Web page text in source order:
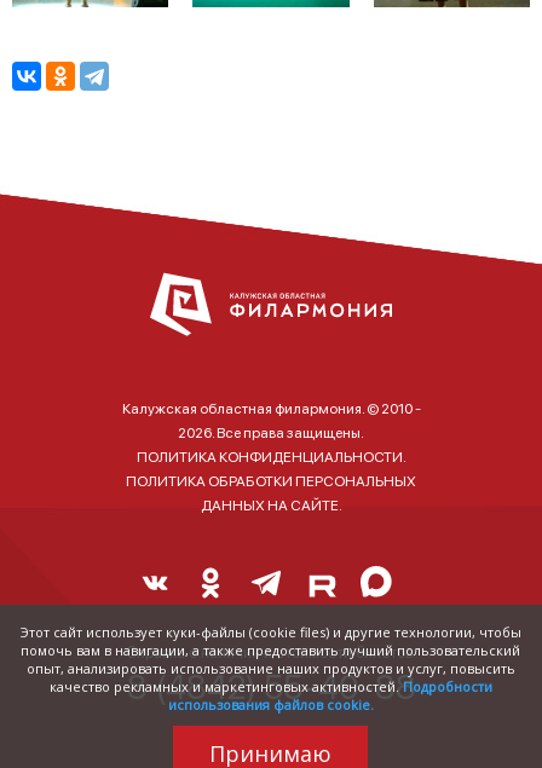
Калужская областная филармония. © 2010 -
2026. Все права защищены.
ПОЛИТИКА КОНФИДЕНЦИАЛЬНОСТИ.
ПОЛИТИКА ОБРАБОТКИ ПЕРСОНАЛЬНЫХ
ДАННЫХ НА САЙТЕ.
Справка о наличии и стоимости билетов:
8 (4842) 55-40-88
Этот сайт использует куки-файлы (cookie files) и другие технологии, чтобы
помочь вам в навигации, а также предоставить лучший пользовательский
опыт, анализировать использование наших продуктов и услуг, повысить
качество рекламных и маркетинговых активностей. Подробности
использования файлов cookie.
Принимаю